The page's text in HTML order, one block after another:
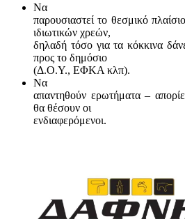
Να
παρουσιαστεί το θεσμικό
ιδιωτικών χρεών,
δηλαδή τόσο για τα κόκκινα
προς το δημόσιο
(Δ.Ο.Υ., ΕΦΚΑ κλπ).
Να
απαντηθούν ερωτήματα –
θα θέσουν οι
ενδιαφερόμενοι.